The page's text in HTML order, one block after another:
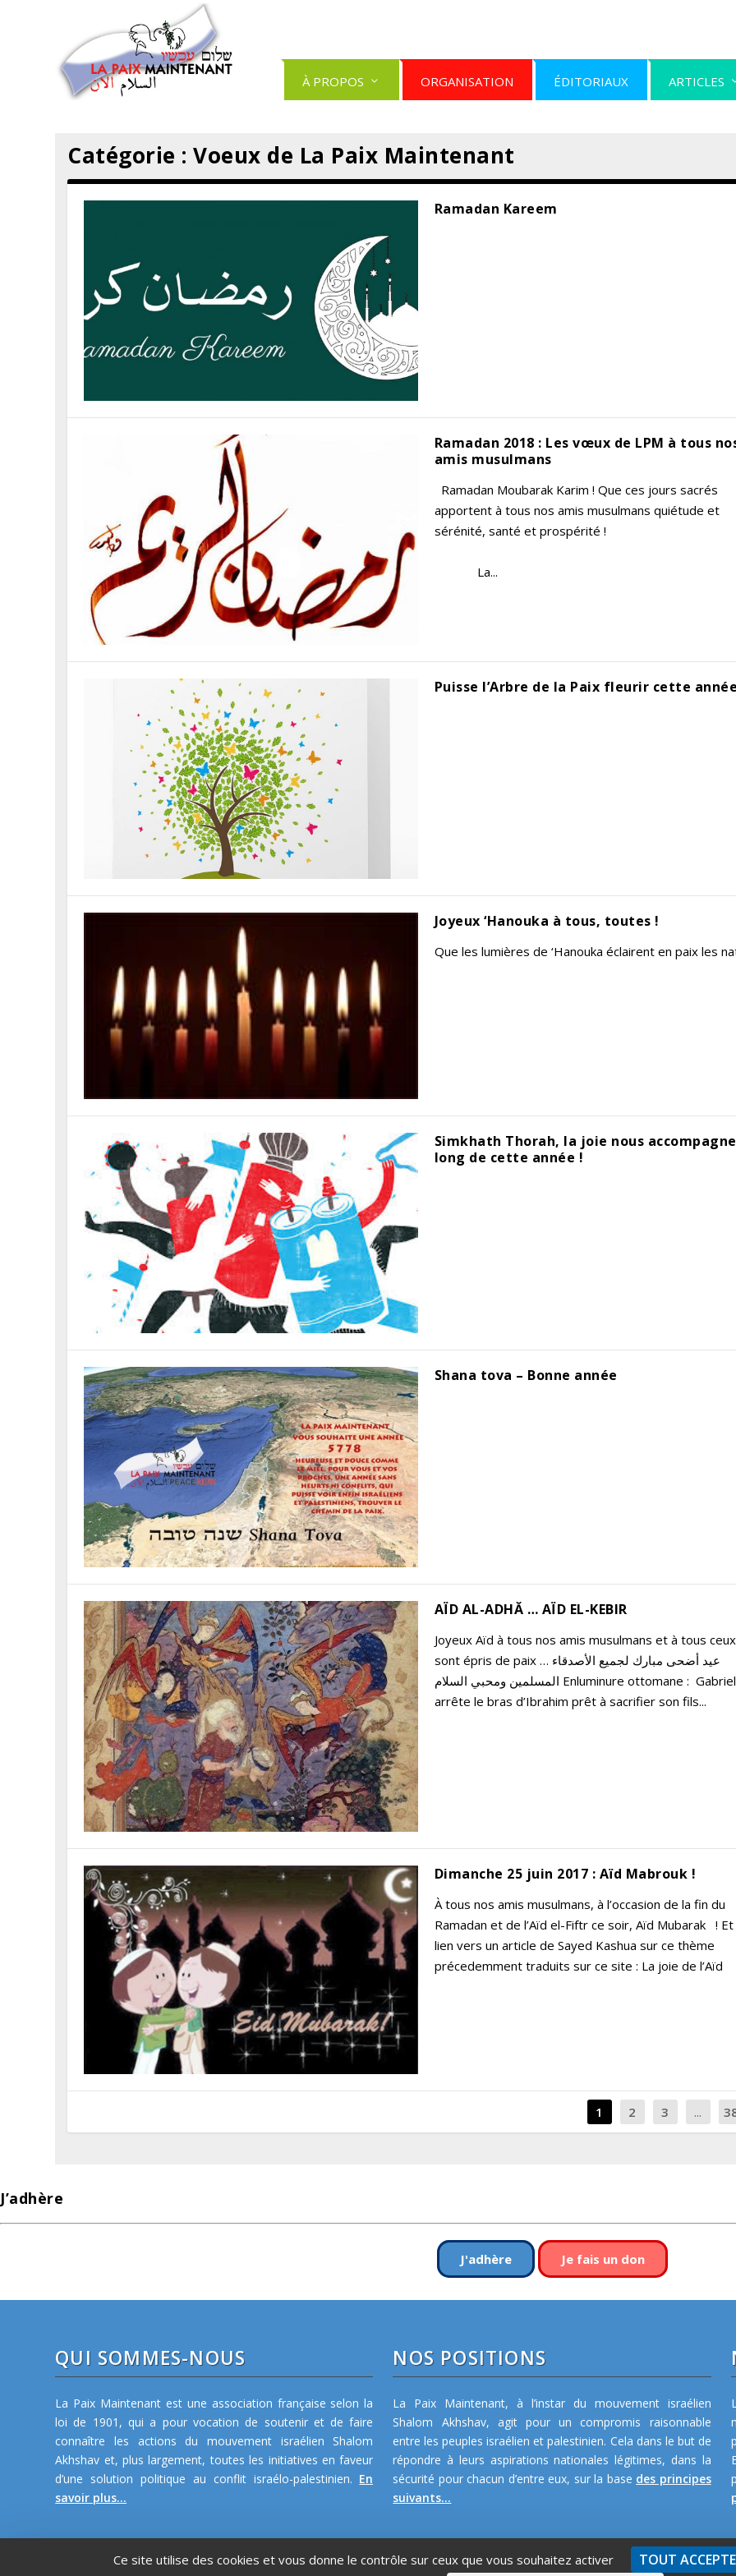
À PROPOS ORGANISATION ÉDITORIAUX ARTICLES
Catégorie :Voeux de La Paix Maintenant
Ramadan Kareem
Ramadan 2018 : Les vœux de LPM à tous
amis musulmans
Ramadan Moubarak Karim ! Que ces jours sacrés
apportent à tous nos amis musulmans quiétude et
sérénité, santé et
La...
Puisse l’Arbre de la Paix fleurir cette
Joyeux ‘Hanouka à tous, toutes !
Que les lumières de ‘Hanouka éclairent en paix les
Simkhath Thorah, la joie nous
long de cette année !
Shana tova – Bonne année
AÏD AL-ADHĂ … AÏD EL-KEBIR
Joyeux Aïd à tous nos amis musulmans et à tous
sont épris de paix … عيد أضحى مبارك لجميع الأصدقاء
المسلمين ومحبي السلام Enluminure ottomane : Gabriel
arrête le bras d’Ibrahim prêt à sacrifier son fils...
Dimanche 25 juin 2017 : Aïd Mabrouk !
À tous nos amis musulmans, à l’occasion de la fin du
Ramadan et de l’Aïd el-Fiftr ce soir, Aïd Mubarak ! Et
lien vers un article de Sayed Kashua sur ce thème
précedemment traduits sur ce site : La joie de
1 2 3 ...
J’adhère
J'adhère Je fais un don
QUI SOMMES-NOUS
La Paix Maintenant est une association française selon la
loi de 1901, qui a pour vocation de soutenir et de faire
connaître les actions du mouvement israélien Shalom
Akhshav et, plus largement, toutes les initiatives en faveur
d’une solution politique au conflit israélo-palestinien. En
savoir plus...
NOS POSITIONS
La Paix Maintenant, à l’instar du mouvement israélien
Shalom Akhshav, agit pour un compromis raisonnable
entre les peuples israélien et palestinien. Cela dans le but de
répondre à leurs aspirations nationales légitimes, dans la
sécurité pour chacun d’entre eux, sur la base des principes
suivants...
Ce site utilise des cookies et vous donne le contrôle sur ceux que vous souhaitez activer TOUT